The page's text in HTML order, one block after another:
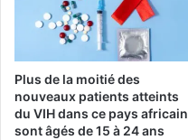
Plus de la moitié des
nouveaux patients atteints
du VIH dans ce pays africain
sont âgés de 15 à 24 ans